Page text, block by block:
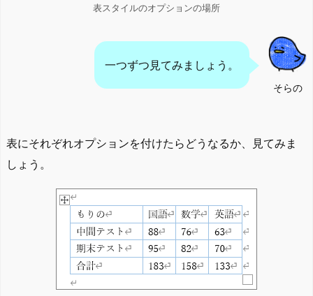
表スタイルのオプションの場所
そらの
一つずつ見てみましょう。
表にそれぞれオプションを付けたらどうなるか、見てみま
しょう。